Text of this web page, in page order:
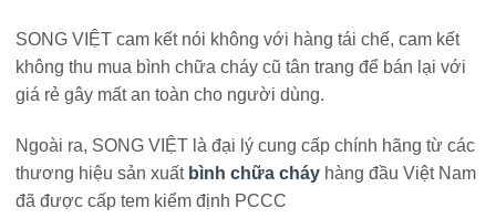
SONG VIỆT cam kết nói không với hàng tái chế, cam kết
không thu mua bình chữa cháy cũ tân trang để bán lại với
giá rẻ gây mất an toàn cho người dùng.
Ngoài ra, SONG VIỆT là đại lý cung cấp chính hãng từ các
thương hiệu sản xuất bình chữa cháy hàng đầu Việt Nam
đã được cấp tem kiểm định PCCC